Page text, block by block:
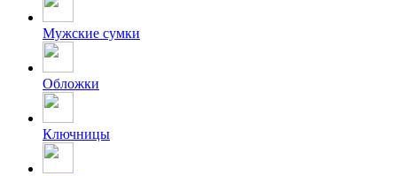
Мужские сумки
Обложки
Ключницы